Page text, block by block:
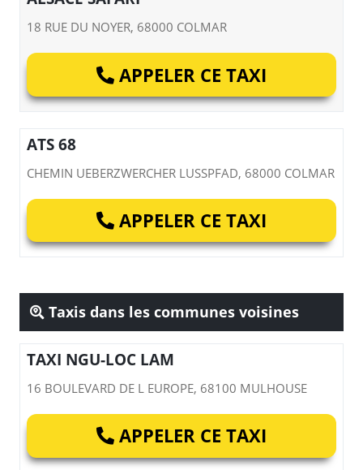
18 RUE DU NOYER, 68000 COLMAR
APPELER CE TAXI
ATS 68
CHEMIN UEBERZWERCHER LUSSPFAD, 68000 COLMAR
APPELER CE TAXI
Taxis dans les communes voisines
TAXI NGU-LOC LAM
16 BOULEVARD DE L EUROPE, 68100 MULHOUSE
APPELER CE TAXI